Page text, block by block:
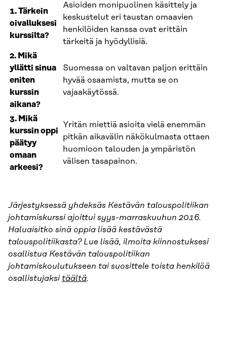
1. Tärkein
oivalluksesi
kurssilta?
Asioiden monipuolinen käsittely ja
keskustelut eri taustan omaavien
henkilöiden kanssa ovat erittäin
tärkeitä ja hyödyllisiä.
2. Mikä
yllätti sinua
eniten
kurssin
aikana?
Suomessa on valtavan paljon erittäin
hyvää osaamista, mutta se on
vajaakäytössä.
3. Mikä
kurssin oppi
päätyy
omaan
arkeesi?
Yritän miettiä asioita vielä enemmän
pitkän aikavälin näkökulmasta ottaen
huomioon talouden ja ympäristön
välisen tasapainon.
Järjestyksessä yhdeksäs Kestävän talouspolitiikan
johtamiskurssi ajoittui syys-marraskuuhun 2016.
Haluaisitko sinä oppia lisää kestävästä
talouspolitiikasta? Lue lisää, ilmoita kiinnostuksesi
osallistua Kestävän talouspolitiikan
johtamiskoulutukseen tai suosittele toista henkilöä
osallistujaksi täältä.